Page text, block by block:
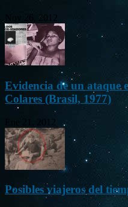
Nov 26, 2012
Evidencia de un ataque
Colares (Brasil, 1977)
Ene 21, 2012
Posibles viajeros del